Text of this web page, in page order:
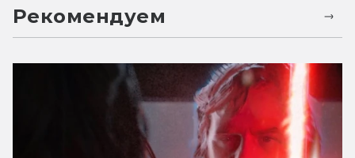
Рекомендуем